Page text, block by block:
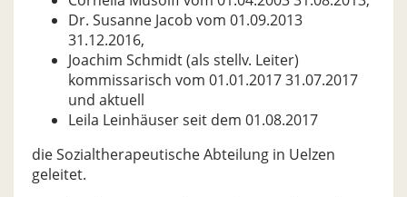
Dr. Susanne Jacob vom 01.09.2013
31.12.2016,
Joachim Schmidt (als stellv. Leiter)
kommissarisch vom 01.01.2017 31.07.2017
und aktuell
Leila Leinhäuser seit dem 01.08.2017
die Sozialtherapeutische Abteilung in Uelzen
geleitet.